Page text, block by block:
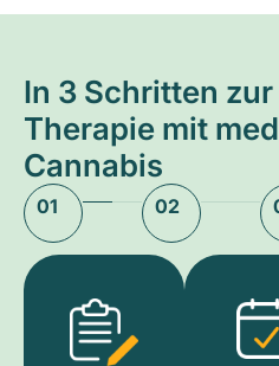
In 3 Schritten
Therapie mit
Cannabis
01 02